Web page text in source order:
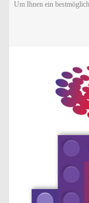
Um Ihnen ein